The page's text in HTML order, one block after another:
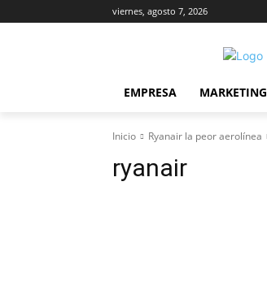
viernes, agosto 7, 2026
EMPRESA MARKETING
Inicio Ryanair la peor aerolínea
ryanair